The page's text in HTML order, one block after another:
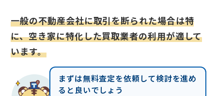
一般の不動産会社に取引を断られた場合は特
に、空き家に特化した買取業者の利用が適して
います。
まずは無料査定を依頼して検討を進め
ると良いでしょう